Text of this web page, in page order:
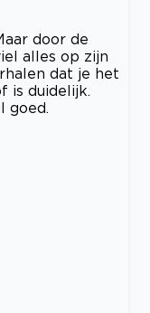
door de
alles op zijn
dat je het
is duidelijk.
goed.